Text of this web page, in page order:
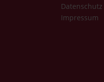
Datenschutz
Impressum